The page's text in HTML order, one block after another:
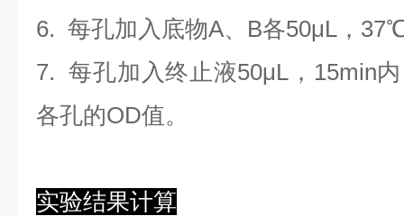
6. 每孔加入底物A、B各50μL，
7. 每孔加入终止液50μL，15min
各孔的OD值。
实验结果计算